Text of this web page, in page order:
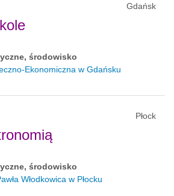
Gdańsk
środowisko
Ekonomiczna w Gdańsku
Płock
środowisko
Włodkowica w Płocku